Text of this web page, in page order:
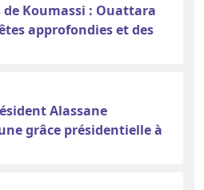
Koumassi : Ouattara
approfondies et des
Alassane
grâce présidentielle à